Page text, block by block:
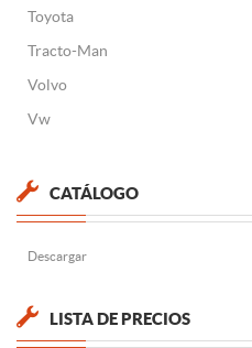
Toyota
Tracto-Man
Volvo
Vw
CATÁLOGO
Descargar
LISTA DE PRECIOS